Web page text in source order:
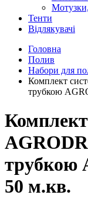
Тенти
Відлякувачі
Головна
Полив
Набори для
Комплект
трубкою
трубкою
50 м.кв.